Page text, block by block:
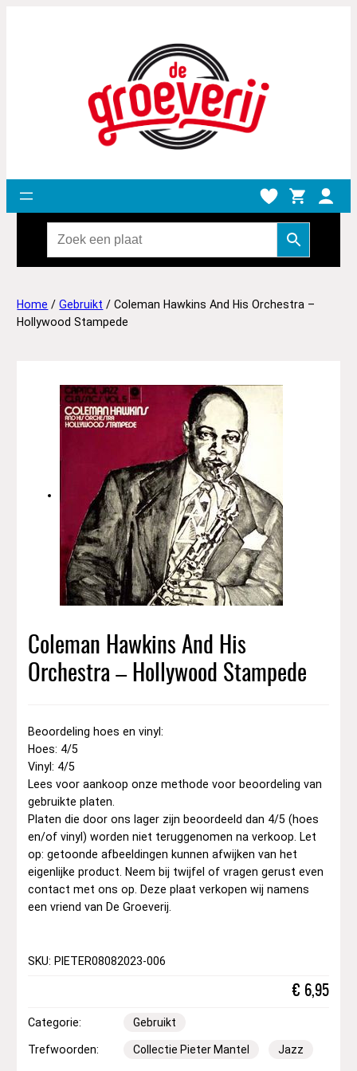
Home /Gebruikt / Coleman Hawkins And His Orchestra –
Hollywood Stampede
Coleman Hawkins And His
Orchestra – Hollywood Stampede
Beoordeling hoes en vinyl:
Hoes: 4/5
Vinyl: 4/5
Lees voor aankoop onze methode voor beoordeling van
gebruikte platen.
Platen die door ons lager zijn beoordeeld dan 4/5 (hoes
en/of vinyl) worden niet teruggenomen na verkoop. Let
op: getoonde afbeeldingen kunnen afwijken van het
eigenlijke product. Neem bij twijfel of vragen gerust even
contact met ons op. Deze plaat verkopen wij namens
een vriend van De Groeverij.
SKU: PIETER08082023-006
€ 6,95
Categorie: Gebruikt
Trefwoorden: Collectie Pieter Mantel Jazz